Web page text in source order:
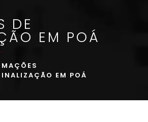
DE
EM POÁ
EM POÁ